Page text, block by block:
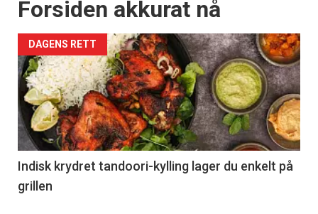
Forsiden akkurat nå
DAGENS RETT
Indisk krydret tandoori-kylling lager du enkelt på
grillen